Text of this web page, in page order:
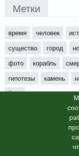
Метки
время человек
существо
город
фото
корабль
гипотезы
камень
йети
© info-
reCAPTCHA and the